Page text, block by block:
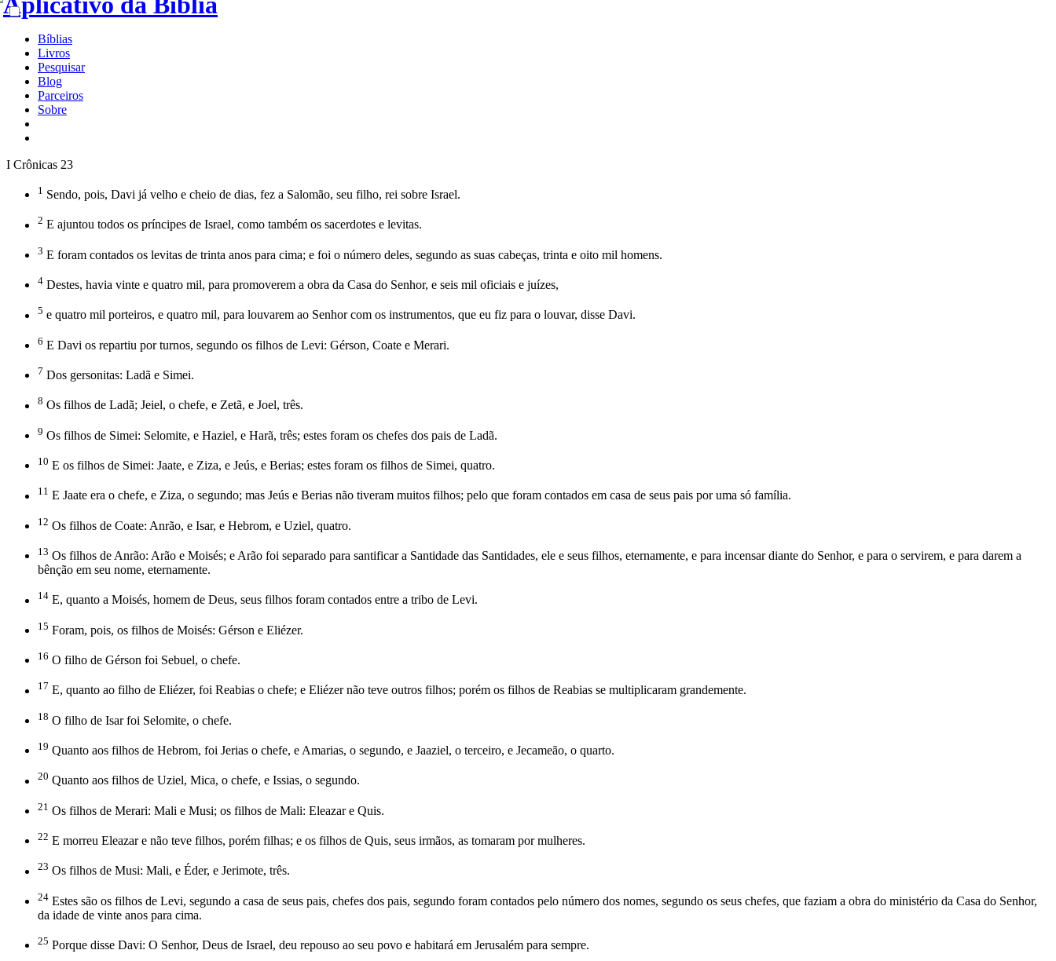
Bíblias
Livros
Pesquisar
Blog
Parceiros
Sobre
I Crônicas 23
1 Sendo, pois, Davi já velho e cheio de dias, fez a Salomão, seu filho, rei sobre Israel.
2 E ajuntou todos os príncipes de Israel, como também os sacerdotes e levitas.
3 E foram contados os levitas de trinta anos para cima; e foi o número deles, segundo as suas cabeças, trinta e oito mil homens.
4 Destes, havia vinte e quatro mil, para promoverem a obra da Casa do Senhor, e seis mil oficiais e juízes,
5 e quatro mil porteiros, e quatro mil, para louvarem ao Senhor com os instrumentos, que eu fiz para o louvar, disse Davi.
6 E Davi os repartiu por turnos, segundo os filhos de Levi: Gérson, Coate e Merari.
7 Dos gersonitas: Ladã e Simei.
8 Os filhos de Ladã; Jeiel, o chefe, e Zetã, e Joel, três.
9 Os filhos de Simei: Selomite, e Haziel, e Harã, três; estes foram os chefes dos pais de Ladã.
10 E os filhos de Simei: Jaate, e Ziza, e Jeús, e Berias; estes foram os filhos de Simei, quatro.
11 E Jaate era o chefe, e Ziza, o segundo; mas Jeús e Berias não tiveram muitos filhos; pelo que foram contados em casa de seus pais por uma só família.
12 Os filhos de Coate: Anrão, e Isar, e Hebrom, e Uziel, quatro.
13 Os filhos de Anrão: Arão e Moisés; e Arão foi separado para santificar a Santidade das Santidades, ele e seus filhos, eternamente, e para incensar diante do Senhor, e para o servirem, e para darem a
bênção em seu nome, eternamente.
14 E, quanto a Moisés, homem de Deus, seus filhos foram contados entre a tribo de Levi.
15 Foram, pois, os filhos de Moisés: Gérson e Eliézer.
16 O filho de Gérson foi Sebuel, o chefe.
17 E, quanto ao filho de Eliézer, foi Reabias o chefe; e Eliézer não teve outros filhos; porém os filhos de Reabias se multiplicaram grandemente.
18 O filho de Isar foi Selomite, o chefe.
19 Quanto aos filhos de Hebrom, foi Jerias o chefe, e Amarias, o segundo, e Jaaziel, o terceiro, e Jecameão, o quarto.
20 Quanto aos filhos de Uziel, Mica, o chefe, e Issias, o segundo.
21 Os filhos de Merari: Mali e Musi; os filhos de Mali: Eleazar e Quis.
22 E morreu Eleazar e não teve filhos, porém filhas; e os filhos de Quis, seus irmãos, as tomaram por mulheres.
23 Os filhos de Musi: Mali, e Éder, e Jerimote, três.
24 Estes são os filhos de Levi, segundo a casa de seus pais, chefes dos pais, segundo foram contados pelo número dos nomes, segundo os seus chefes, que faziam a obra do ministério da Casa do Senhor,
da idade de vinte anos para cima.
25 Porque disse Davi: O Senhor, Deus de Israel, deu repouso ao seu povo e habitará em Jerusalém para sempre.